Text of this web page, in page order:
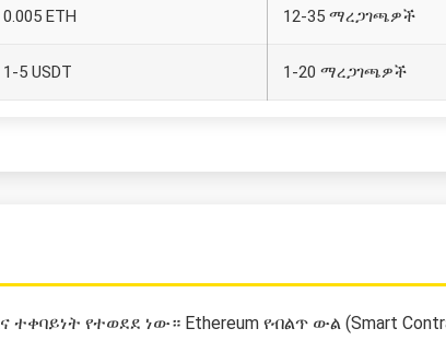
0.005 ETH 12-35 ማረጋገጫዎች
1-5 USDT 1-20 ማረጋገጫዎች
የተወደደ ነው። Ethereum የብልጥ ውል (Smart